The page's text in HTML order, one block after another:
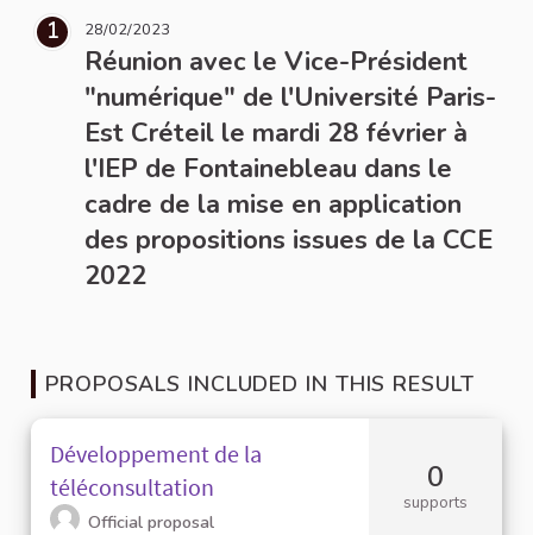
1 28/02/2023
Réunion avec le Vice-Président
"numérique" de l'Université Paris-
Est Créteil le mardi 28 février à
l'IEP de Fontainebleau dans le
cadre de la mise en application
des propositions issues de la CCE
2022
PROPOSALS INCLUDED IN THIS RESULT
Développement de la
téléconsultation
Official proposal
0
supports